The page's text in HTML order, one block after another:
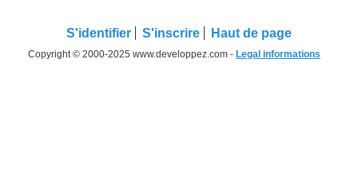
S'identifier S'inscrire Haut de page
Copyright © 2000-2025 www.developpez.com - Legal informations